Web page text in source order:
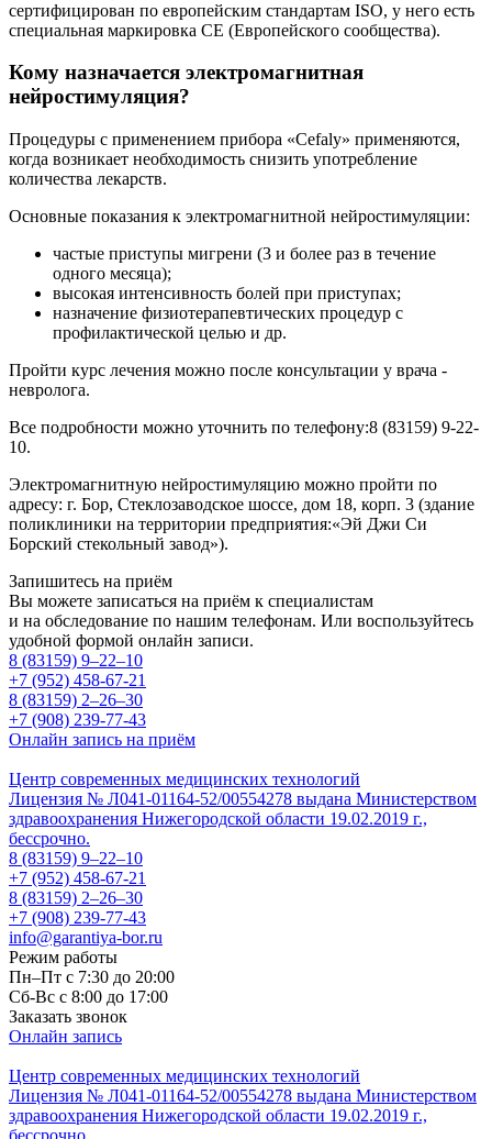
сертифицирован по европейским стандартам ISO, у него есть
специальная маркировка СЕ (Европейского сообщества).
Кому назначается электромагнитная
нейростимуляция?
Процедуры с применением прибора «Cefaly» применяются,
когда возникает необходимость снизить употребление
количества лекарств.
Основные показания к электромагнитной нейростимуляции:
частые приступы мигрени (3 и более раз в течение
одного месяца);
высокая интенсивность болей при приступах;
назначение физиотерапевтических процедур с
профилактической целью и др.
Пройти курс лечения можно после консультации у врача -
невролога.
Все подробности можно уточнить по телефону:8 (83159) 9-22-
10.
Электромагнитную нейростимуляцию можно пройти по
адресу: г. Бор, Стеклозаводское шоссе, дом 18, корп. 3 (здание
поликлиники на территории предприятия:«Эй Джи Си
Борский стекольный завод»).
Запишитесь на приём
Вы можете записаться на приём к специалистам
и на обследование по нашим телефонам. Или воспользуйтесь
удобной формой онлайн записи.
8 (83159) 9–22–10
+7 (952) 458-67-21
8 (83159) 2–26–30
+7 (908) 239-77-43
Онлайн запись на приём
Центр современных медицинских технологий
Лицензия № Л041-01164-52/00554278 выдана Министерством
здравоохранения Нижегородской области 19.02.2019 г.,
бессрочно.
8 (83159) 9–22–10
+7 (952) 458-67-21
8 (83159) 2–26–30
+7 (908) 239-77-43
info@garantiya-bor.ru
Режим работы
Пн–Пт с 7:30 до 20:00
Cб-Вс с 8:00 до 17:00
Заказать звонок
Онлайн запись
Центр современных медицинских технологий
Лицензия № Л041-01164-52/00554278 выдана Министерством
здравоохранения Нижегородской области 19.02.2019 г.,